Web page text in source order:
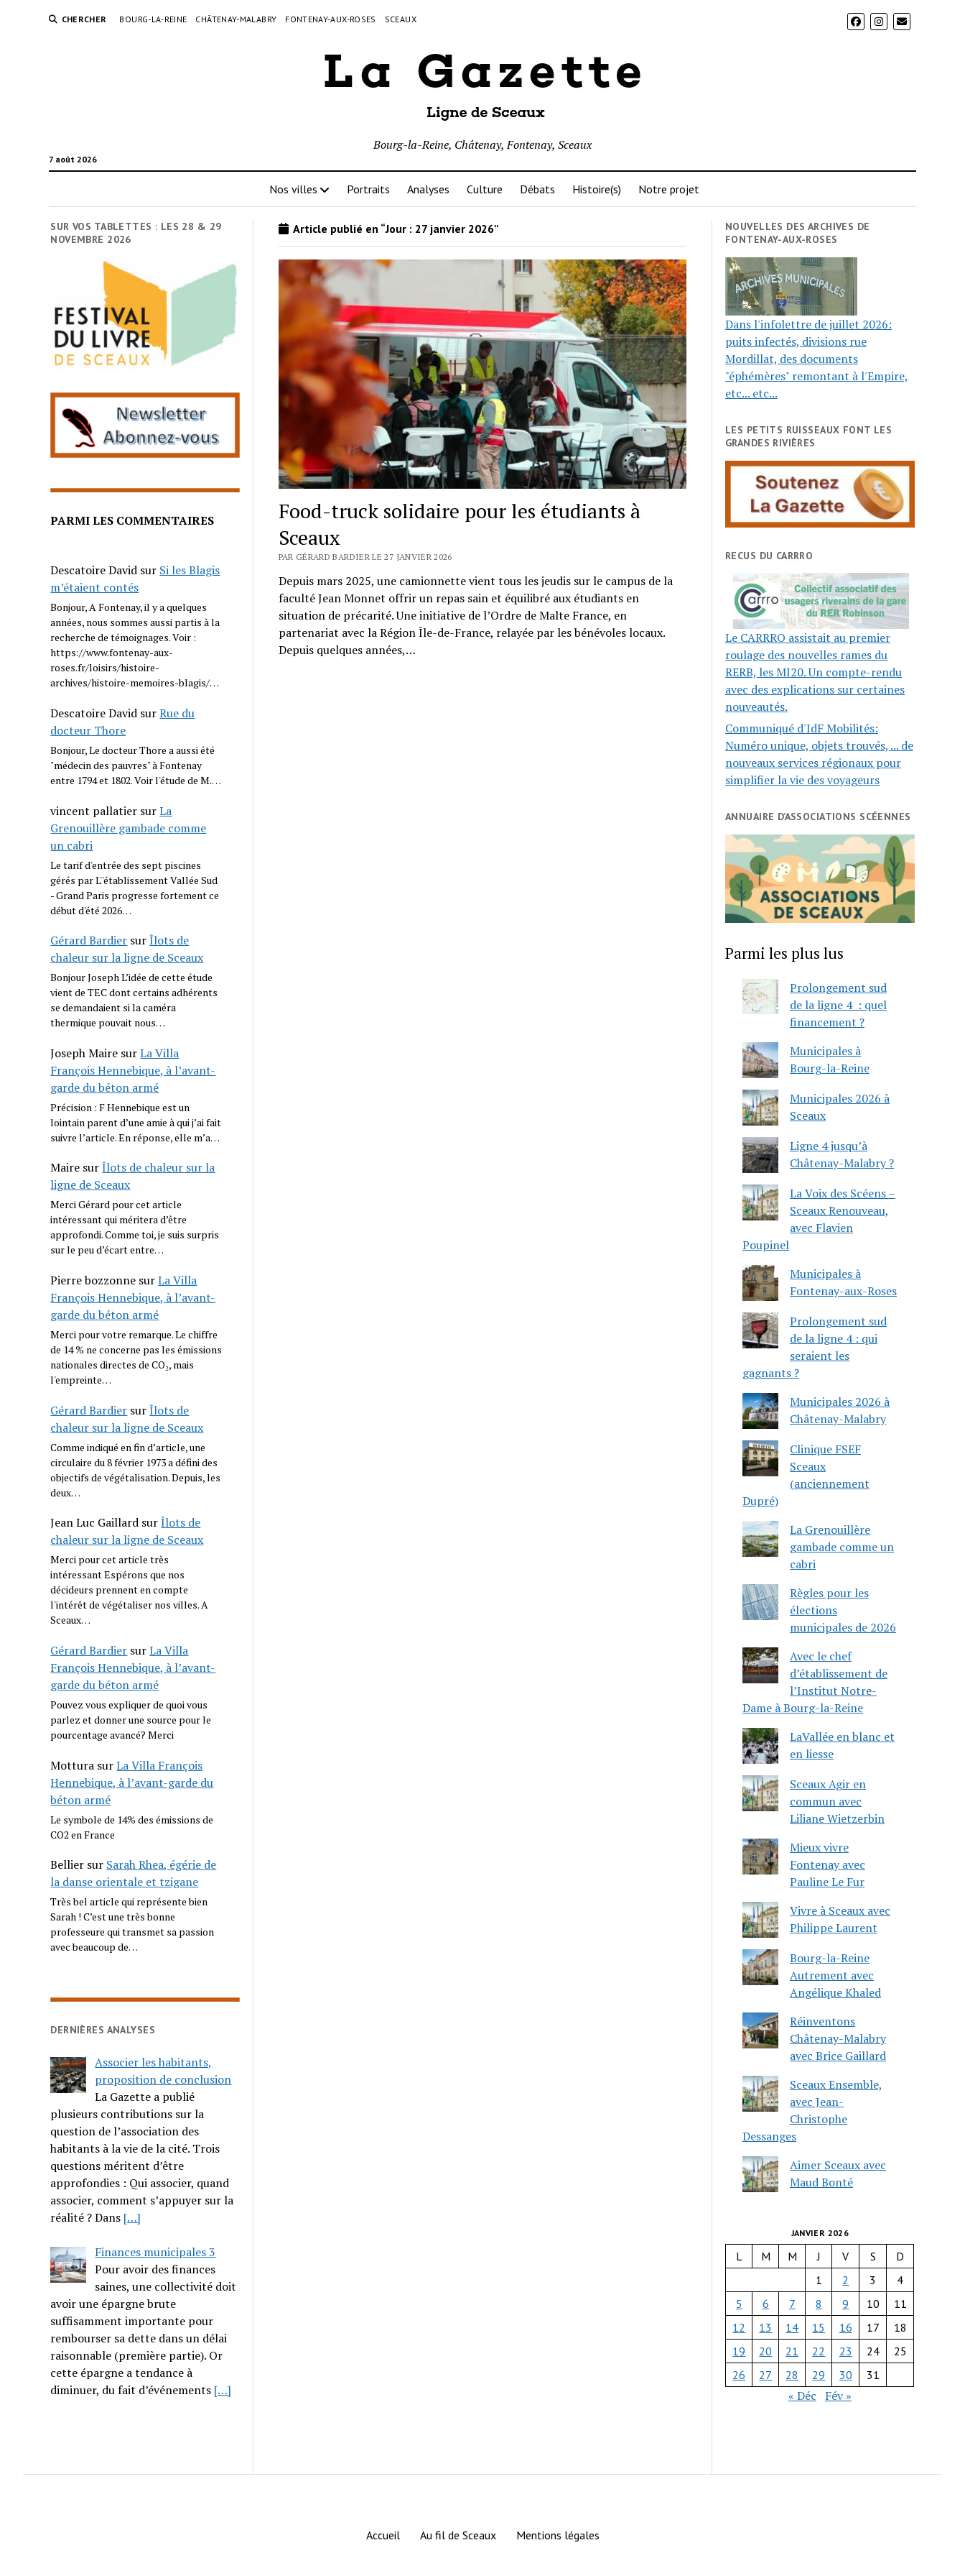
CHERCHER BOURG-LA-REINE CHÂTENAY-MALABRY FONTENAY-AUX-ROSES SCEAUX
7 août 2026
Bourg-la-Reine, Châtenay, Fontenay, Sceaux
Nos villes Portraits Analyses Culture Débats Histoire(s) Notre projet
SUR VOS TABLETTES : LES 28 & 29
NOVEMBRE 2026
PARMI LES COMMENTAIRES
Descatoire David sur Si les Blagis
m’étaient contés
Bonjour, A Fontenay, il y a quelques
années, nous sommes aussi partis à la
recherche de témoignages. Voir :
https://www.fontenay-aux-
roses.fr/loisirs/histoire-
archives/histoire-memoires-blagis/…
Descatoire David surRue du
docteur Thore
Bonjour, Le docteur Thore a aussi été
"médecin des pauvres" à Fontenay
entre 1794 et 1802. Voir l'étude de M.…
vincent pallatier surLa
Grenouillère gambade comme
un cabri
Le tarif d'entrée des sept piscines
gérés par L''établissement Vallée Sud
- Grand Paris progresse fortement ce
début d'été 2026…
Gérard Bardier surÎlots de
chaleur sur la ligne de Sceaux
Bonjour Joseph L’idée de cette étude
vient de TEC dont certains adhérents
se demandaient si la caméra
thermique pouvait nous…
Joseph Maire surLa Villa
François Hennebique, à l’avant-
garde du béton armé
Précision : F Hennebique est un
lointain parent d’une amie à qui j’ai fait
suivre l’article. En réponse, elle m’a…
Maire surÎlots de chaleur sur la
ligne de Sceaux
Merci Gérard pour cet article
intéressant qui méritera d’être
approfondi. Comme toi, je suis surpris
sur le peu d’écart entre…
Pierre bozzonne surLa Villa
François Hennebique, à l’avant-
garde du béton armé
Merci pour votre remarque. Le chiffre
de 14 % ne concerne pas les émissions
nationales directes de CO₂, mais
l'empreinte…
Gérard Bardier surÎlots de
chaleur sur la ligne de Sceaux
Comme indiqué en fin d’article, une
circulaire du 8 février 1973 a défini des
objectifs de végétalisation. Depuis, les
deux…
Jean Luc Gaillard surÎlots de
chaleur sur la ligne de Sceaux
Merci pour cet article très
intéressant Espérons que nos
décideurs prennent en compte
l'intérêt de végétaliser nos villes. A
Sceaux…
Gérard Bardier surLa Villa
François Hennebique, à l’avant-
garde du béton armé
Pouvez vous expliquer de quoi vous
parlez et donner une source pour le
pourcentage avancé? Merci
Mottura surLa Villa François
Hennebique, à l’avant-garde du
béton armé
Le symbole de 14% des émissions de
CO2 en France
Bellier sur Sarah Rhea, égérie de
la danse orientale et tzigane
Très bel article qui représente bien
Sarah ! C’est une très bonne
professeure qui transmet sa passion
avec beaucoup de…
DERNIÈRES ANALYSES
Associer les habitants,
proposition de conclusion
La Gazette a publié
plusieurs contributions sur la
question de l’association des
habitants à la vie de la cité. Trois
questions méritent d’être
approfondies : Qui associer, quand
associer, comment s’appuyer sur la
réalité ? Dans […]
Finances municipales 3
Pour avoir des finances
saines, une collectivité doit
avoir une épargne brute
suffisamment importante pour
rembourser sa dette dans un délai
raisonnable (première partie). Or
cette épargne a tendance à
diminuer, du fait d’événements […]
Article publié en “Jour : 27 janvier 2026”
Food-truck solidaire pour les étudiants à
Sceaux
PAR GÉRARD BARDIER LE 27 JANVIER 2026
Depuis mars 2025, une camionnette vient tous les jeudis sur le campus de la
faculté Jean Monnet offrir un repas sain et équilibré aux étudiants en
situation de précarité. Une initiative de l’Ordre de Malte France, en
partenariat avec la Région Île-de-France, relayée par les bénévoles locaux.
Depuis quelques années,…
NOUVELLES DES ARCHIVES DE
FONTENAY-AUX-ROSES
Dans l'infolettre de juillet 2026:
puits infectés, divisions rue
Mordillat, des documents
"éphémères" remontant à l'Empire,
etc... etc...
LES PETITS RUISSEAUX FONT LES
GRANDES RIVIÈRES
RECUS DU CARRRO
Le CARRRO assistait au premier
roulage des nouvelles rames du
RERB, les MI20. Un compte-rendu
avec des explications sur certaines
nouveautés.
Communiqué d'IdF Mobilités:
Numéro unique, objets trouvés, ... de
nouveaux services régionaux pour
simplifier la vie des voyageurs
ANNUAIRE D’ASSOCIATIONS SCÉENNES
Parmi les plus lus
Prolongement sud
de la ligne 4 : quel
financement ?
Municipales à
Bourg-la-Reine
Municipales 2026 à
Sceaux
Ligne 4 jusqu’à
Châtenay-Malabry ?
La Voix des Scéens –
Sceaux Renouveau,
avec Flavien
Poupinel
Municipales à
Fontenay-aux-Roses
Prolongement sud
de la ligne 4 : qui
seraient les
gagnants ?
Municipales 2026 à
Châtenay-Malabry
Clinique FSEF
Sceaux
(anciennement
Dupré)
La Grenouillère
gambade comme un
cabri
Règles pour les
élections
municipales de 2026
Avec le chef
d’établissement de
l’Institut Notre-
Dame à Bourg-la-Reine
LaVallée en blanc et
en liesse
Sceaux Agir en
commun avec
Liliane Wietzerbin
Mieux vivre
Fontenay avec
Pauline Le Fur
Vivre à Sceaux avec
Philippe Laurent
Bourg-la-Reine
Autrement avec
Angélique Khaled
Réinventons
Châtenay-Malabry
avec Brice Gaillard
Sceaux Ensemble,
avec Jean-
Christophe
Dessanges
Aimer Sceaux avec
Maud Bonté
JANVIER 2026
L M M J V S
D
1
2 3
4
5
6 7 8 9 10
11
12
13 14 15 16 17
18
19
20 21 22 23 24
25
26
27 28 29 30 31
« Déc Fév »
Accueil Au fil de Sceaux Mentions légales